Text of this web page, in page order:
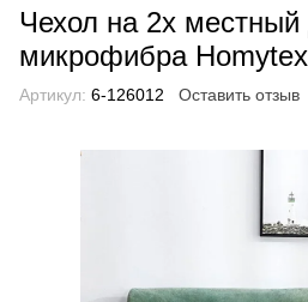
Чехол на 2х
микрофибра
Артикул: 6-126012 Оставить отзыв